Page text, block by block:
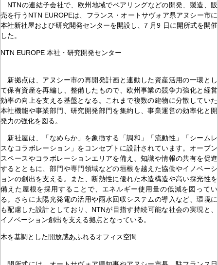
NTNの連結子会社で、欧州地域でベアリングなどの開発、製造、販
売を行うNTN EUROPEは、フランス・オートサヴォア県アヌシー市に
本社新社屋および研究開発センターを開設し、7 月9 日に開所式を開催
した。
NTN EUROPE 本社・研究開発センター
新拠点は、アヌシー市の再開発計画と連動した資産活用の一環とし
て保有資産を再編し、整備したもので、欧州事業の競争力強化と経営
効率の向上を支える基盤となる。これまで複数の建物に分散していた
本社機能や事業部門、研究開発部門を集約し、事業運営の効率化と開
発力の強化を図る。
新社屋は、「なめらか」を象徴する「調和」「流動性」「シームレ
スなコラボレーション」をコンセプトに設計されています。オープン
スペースやコラボレーションエリアを備え、知識や情報の共有を促進
するとともに、部門や専門領域などの垣根を越えた協働やイノベーシ
ョンの創出を支える。また、断熱性に優れた木造構造や高い採光性を
備えた屋根を採用することで、エネルギー使用量の低減を図ってい
る。さらに太陽光発電の活用や雨水回収システムの導入など、環境に
も配慮した設計としており、NTNが目指す持続可能な社会の実現と、
イノベーション創出を支える拠点となっている。
木を基調とした開放感あふれるオフィス空間